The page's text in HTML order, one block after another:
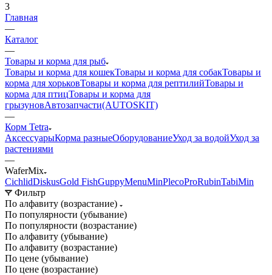
3
Главная
—
Каталог
—
Товары и корма для рыб
Товары и корма для кошекТовары и корма для собакТовары и
корма для хорьковТовары и корма для рептилийТовары и
корма для птицТовары и корма для
грызуновАвтозапчасти(AUTOSKIT)
—
Корм Tetra
АксессуарыКорма разныеОборудованиеУход за водойУход за
растениями
—
WaferMix
CichlidDiskusGold FishGuppyMenuMinPlecoProRubinTabiMin
Фильтр
По алфавиту (возрастание)
По популярности (убывание)
По популярности (возрастание)
По алфавиту (убывание)
По алфавиту (возрастание)
По цене (убывание)
По цене (возрастание)